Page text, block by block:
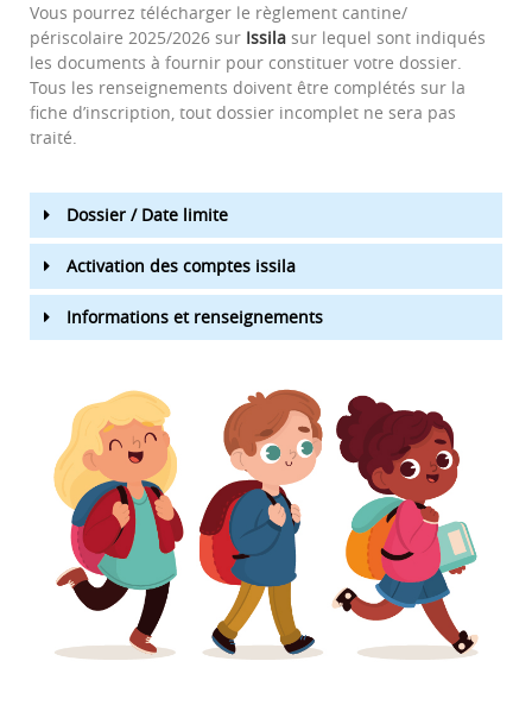
Vous pourrez télécharger le règlement cantine/
périscolaire 2025/2026 sur Issila sur lequel sont indiqués
les documents à fournir pour constituer votre dossier.
Tous les renseignements doivent être complétés sur la
fiche d’inscription, tout dossier incomplet ne sera pas
traité.
Dossier / Date limite
Activation des comptes issila
Informations et renseignements